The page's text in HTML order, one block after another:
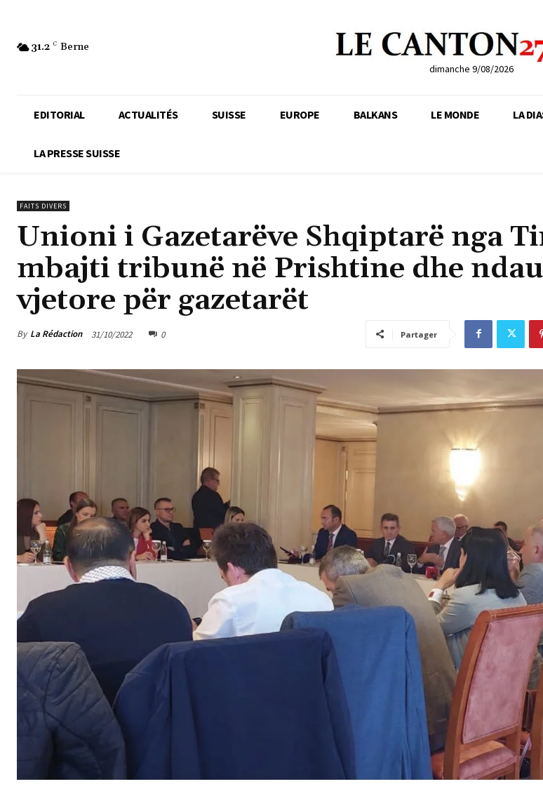
31.2 C Berne
dimanche 9/08/2026
EDITORIAL ACTUALITÉS SUISSE EUROPE BALKANS LE MONDE LA
LA PRESSE SUISSE
FAITS DIVERS
Unioni i Gazetarëve Shqiptarë nga
mbajti tribunë në Prishtine dhe
vjetore për gazetarët
By La Rédaction 31/10/2022 0 Partager